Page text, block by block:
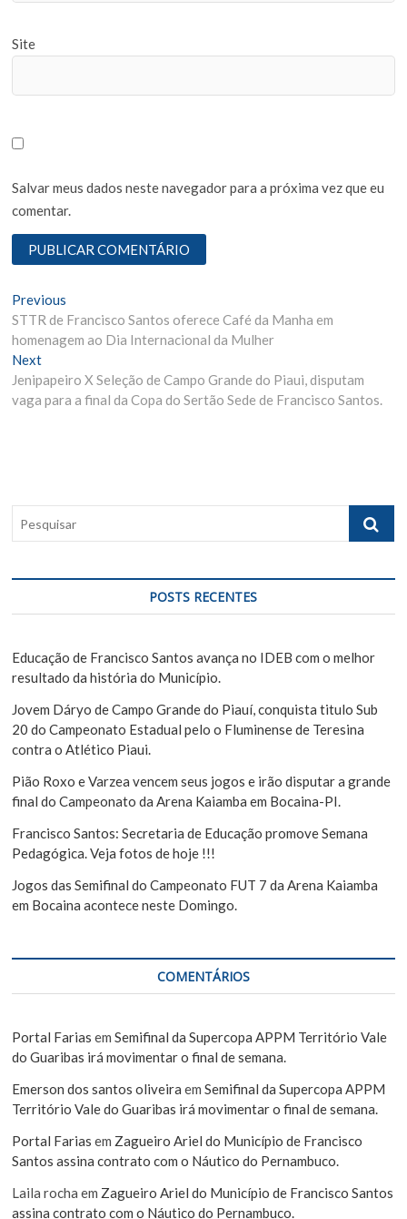
Site
Salvar meus dados neste navegador para a próxima vez que eu
comentar.
N
a
v
e
ã
o
P
o
s
t
Previous
r
e
i
o
t
:
STTR de Francisco Santos oferece Café da Manha em
homenagem ao Dia Internacional da Mulher
Next
e
x
:
Jenipapeiro X Seleção de Campo Grande do Piaui, disputam
vaga para a final da Copa do Sertão Sede de Francisco Santos.
q
i
a
POSTS RECENTES
Educação de Francisco Santos avança no IDEB com o melhor
resultado da história do Município.
Jovem Dáryo de Campo Grande do Piauí, conquista titulo Sub
20 do Campeonato Estadual pelo o Fluminense de Teresina
contra o Atlético Piaui.
Pião Roxo e Varzea vencem seus jogos e irão disputar a grande
final do Campeonato da Arena Kaiamba em Bocaina-PI.
Francisco Santos: Secretaria de Educação promove Semana
Pedagógica. Veja fotos de hoje !!!
Jogos das Semifinal do Campeonato FUT 7 da Arena Kaiamba
em Bocaina acontece neste Domingo.
COMENTÁRIOS
Portal Farias emSemifinal da Supercopa APPM Território Vale
do Guaribas irá movimentar o final de semana.
Emerson dos santos oliveira emSemifinal da Supercopa APPM
Território Vale do Guaribas irá movimentar o final de semana.
Portal Farias em Zagueiro Ariel do Município de Francisco
Santos assina contrato com o Náutico do Pernambuco.
Laila rocha em Zagueiro Ariel do Município de Francisco Santos
assina contrato com o Náutico do Pernambuco.